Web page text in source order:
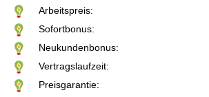
Arbeitspreis:
Sofortbonus:
Neukundenbonus:
Vertragslaufzeit:
Preisgarantie: